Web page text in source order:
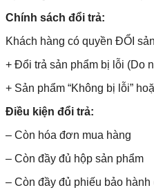
Chính sách đổi trả:
Khách hàng có quyền ĐỔI
+ Đổi trả sản phẩm bị lỗi (Do
+ Sản phẩm “Không bị lỗi”
Điều kiện đổi trả:
– Còn hóa đơn mua hàng
– Còn đầy đủ hộp sản phẩm
– Còn đầy đủ phiếu bảo